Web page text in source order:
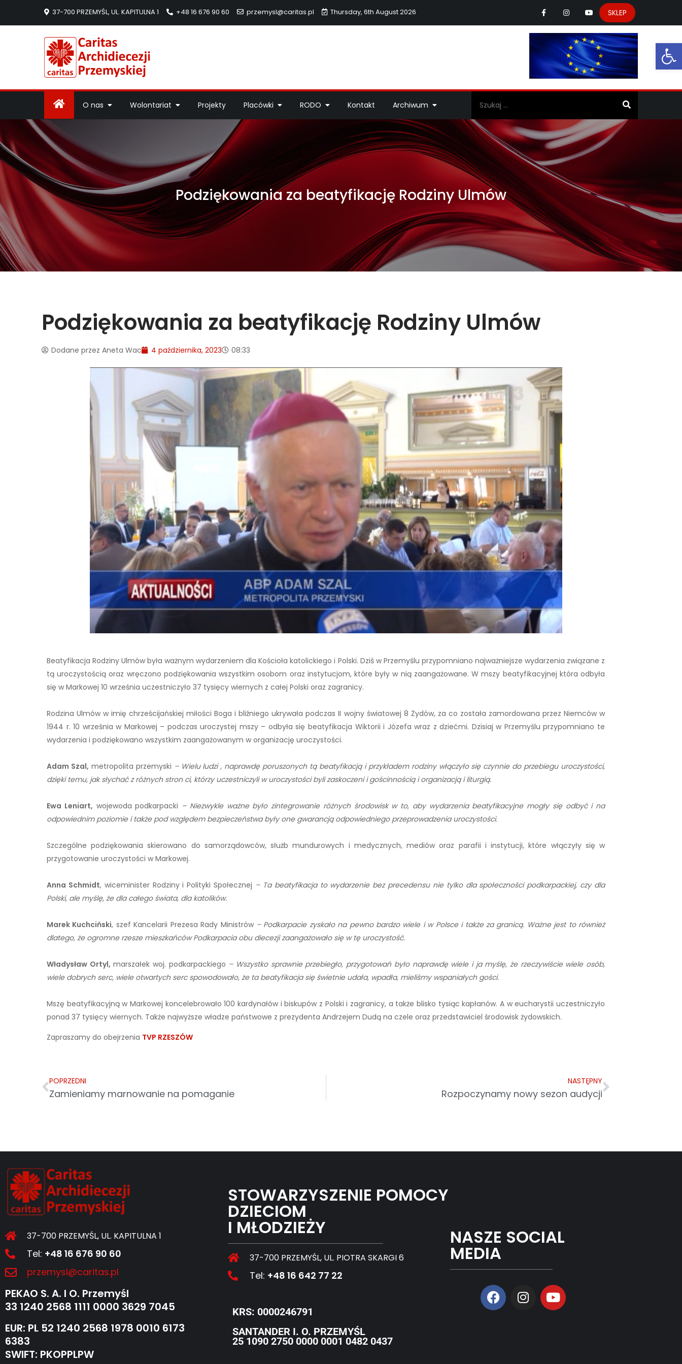
37-700 PRZEMYŚL, UL. KAPITULNA 1 +48 16 676 90 60 przemysl@caritas.pl Thursday, 6th August 2026 SKLEP
O nas Wolontariat Projekty Placówki RODO Kontakt Archiwum
Podziękowania za beatyfikację Rodziny Ulmów
Podziękowania za beatyfikację Rodziny Ulmów
Dodane przez Aneta Wac 4 października, 2023 08:33
Beatyfikacja Rodziny Ulmów była ważnym wydarzeniem dla Kościoła katolickiego i Polski. Dziś w Przemyślu przypomniano najważniejsze wydarzenia związane z
tą uroczystością oraz wręczono podziękowania wszystkim osobom oraz instytucjom, które były w nią zaangażowane. W mszy beatyfikacyjnej która odbyła
się w Markowej 10 września uczestniczyło 37 tysięcy wiernych z całej Polski oraz zagranicy.
Rodzina Ulmów w imię chrześcijańskiej miłości Boga i bliźniego ukrywała podczas II wojny światowej 8 Żydów, za co została zamordowana przez Niemców w
1944 r. 10 września w Markowej – podczas uroczystej mszy – odbyła się beatyfikacja Wiktorii i Józefa wraz z dziećmi. Dzisiaj w Przemyślu przypomniano te
wydarzenia i podziękowano wszystkim zaangażowanym w organizację uroczystości.
Adam Szal, metropolita przemyski – Wielu ludzi , naprawdę poruszonych tą beatyfikacją i przykładem rodziny włączyło się czynnie do przebiegu uroczystości,
dzięki temu, jak słychać z różnych stron ci, którzy uczestniczyli w uroczystości byli zaskoczeni i gościnnością i organizacją i liturgią.
Ewa Leniart, wojewoda podkarpacki – Niezwykle ważne było zintegrowanie różnych środowisk w to, aby wydarzenia beatyfikacyjne mogły się odbyć i na
odpowiednim poziomie i także pod względem bezpieczeństwa były one gwarancją odpowiedniego przeprowadzenia uroczystości.
Szczególne podziękowania skierowano do samorządowców, służb mundurowych i medycznych, mediów oraz parafii i instytucji, które włączyły się w
przygotowanie uroczystości w Markowej.
Anna Schmidt, wiceminister Rodziny i Polityki Społecznej – Ta beatyfikacja to wydarzenie bez precedensu nie tylko dla społeczności podkarpackiej, czy dla
Polski, ale myślę, że dla całego świata, dla katolików.
Marek Kuchciński, szef Kancelarii Prezesa Rady Ministrów– Podkarpacie zyskało na pewno bardzo wiele i w Polsce i także za granicą. Ważne jest to również
dlatego, że ogromne rzesze mieszkańców Podkarpacia obu diecezji zaangażowało się w tę uroczystość.
Władysław Ortyl, marszałek woj. podkarpackiego – Wszystko sprawnie przebiegło, przygotowań było naprawdę wiele i ja myślę, że rzeczywiście wiele osób,
wiele dobrych serc, wiele otwartych serc spowodowało, że ta beatyfikacja się świetnie udała, wpadła, mieliśmy wspaniałych gości.
Mszę beatyfikacyjną w Markowej koncelebrowało 100 kardynałów i biskupów z Polski i zagranicy, a także blisko tysiąc kapłanów. A w eucharystii uczestniczyło
ponad 37 tysięcy wiernych. Także najwyższe władze państwowe z prezydenta Andrzejem Dudą na czele oraz przedstawiciel środowisk żydowskich.
Zapraszamy do obejrzenia TVP RZESZÓW
POPRZEDNI
Zamieniamy marnowanie na pomaganie
NASTĘPNY
Rozpoczynamy nowy sezon audycji
37-700 PRZEMYŚL, UL. KAPITULNA 1
Tel: +48 16 676 90 60
przemysl@caritas.pl
PEKAO S. A. I O. Przemyśl
33 1240 2568 1111 0000 3629 7045
EUR: PL 52 1240 2568 1978 0010 6173
6383
SWIFT: PKOPPLPW
STOWARZYSZENIE POMOCY
DZIECIOM
I MŁODZIEŻY
37-700 PRZEMYŚL, UL. PIOTRA SKARGI 6
Tel: +48 16 642 77 22
KRS: 0000246791
SANTANDER I. O. PRZEMYŚL
25 1090 2750 0000 0001 0482 0437
NASZE SOCIAL
MEDIA